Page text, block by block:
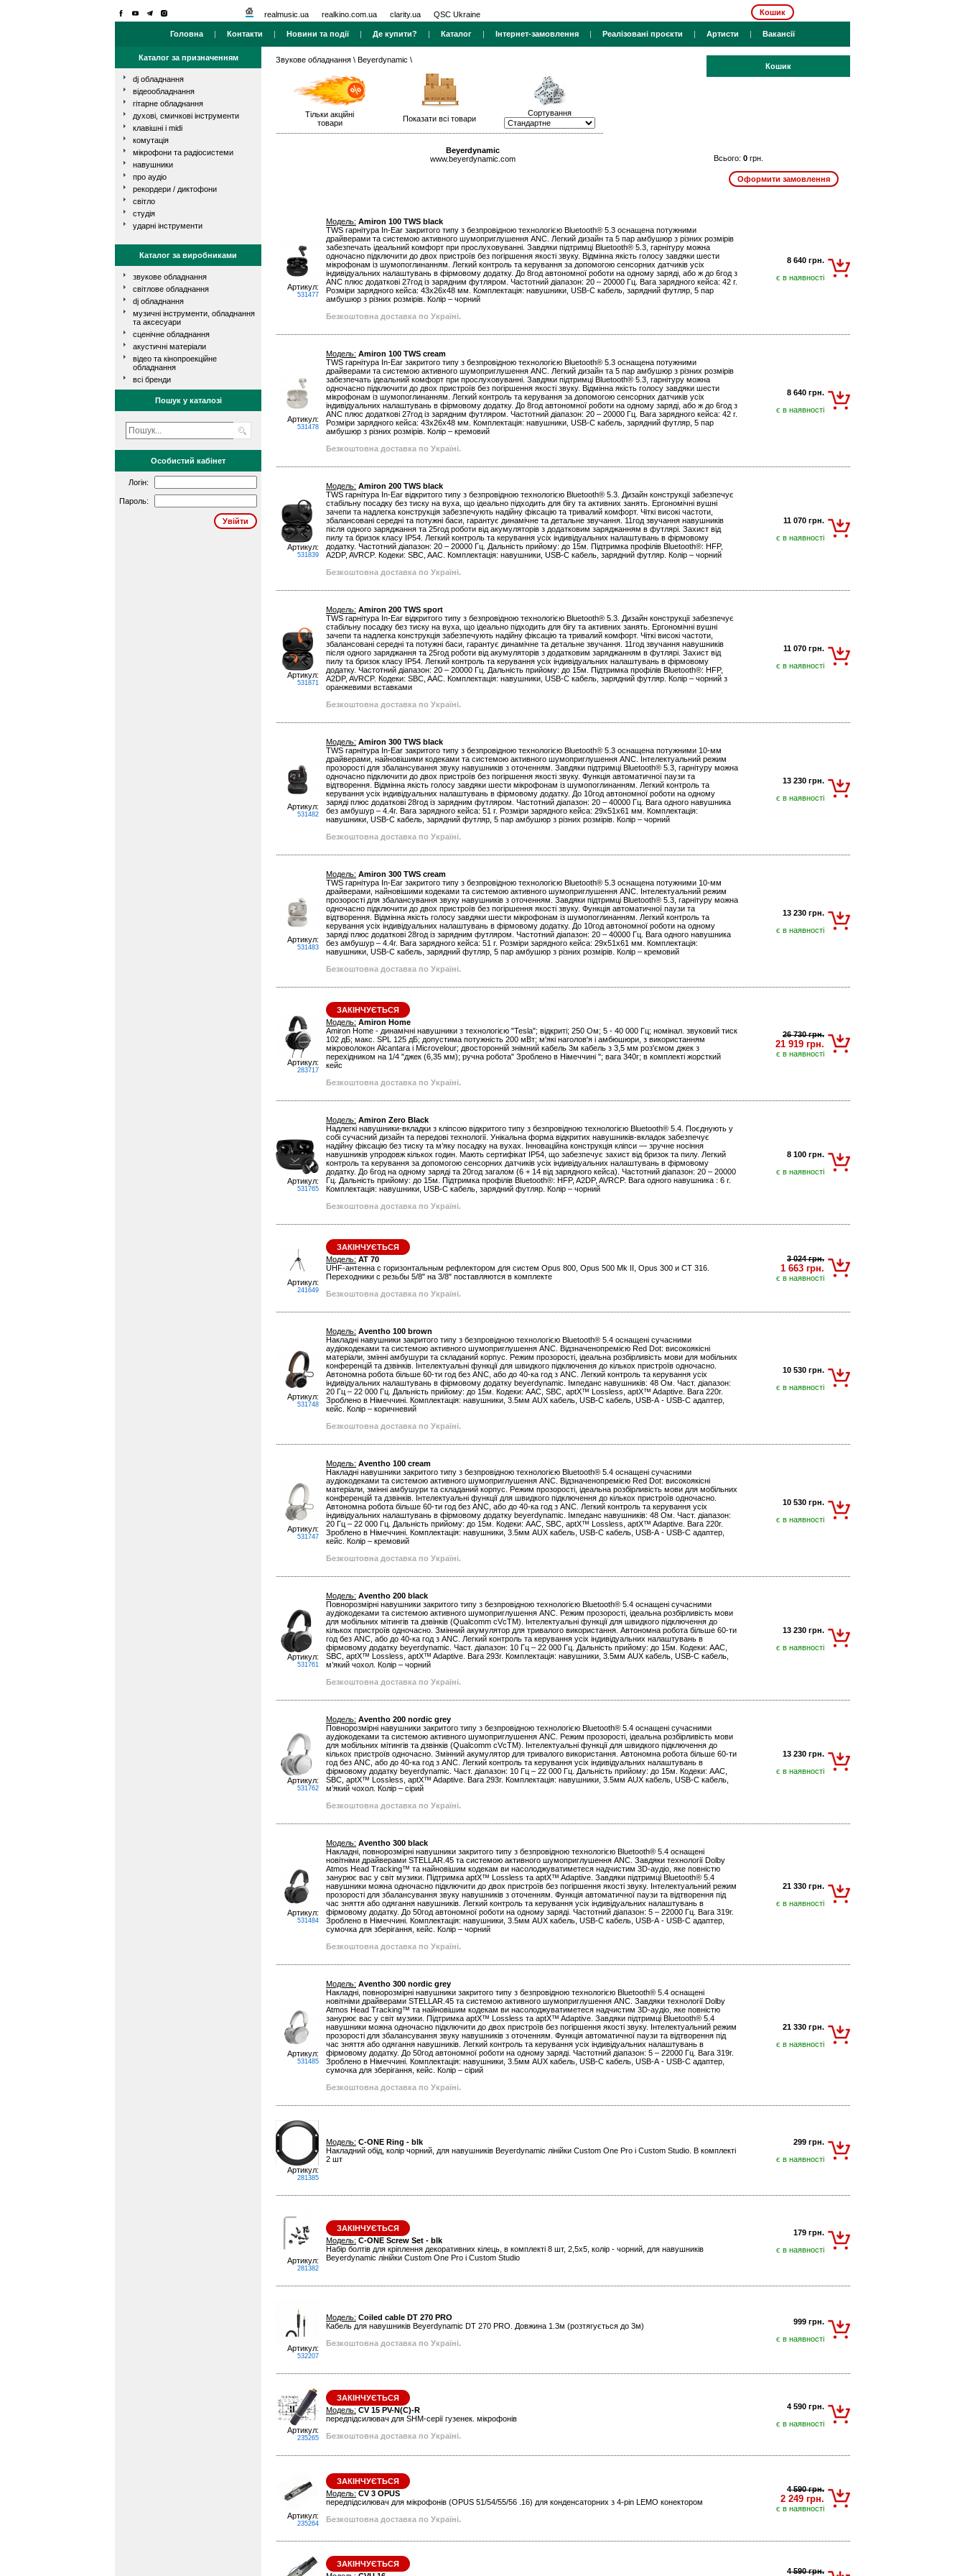
realmusic.ua realkino.com.ua clarity.ua QSC Ukraine Кошик
Головна | Контакти | Новини та події| Де купити? | Каталог | Інтернет-замовлення | Реалізовані проєкти | Артисти | Вакансії
Каталог за призначенням
dj обладнання
відеообладнання
гітарне обладнання
духові, смичкові інструменти
клавішні і midi
комутація
мікрофони та радіосистеми
навушники
про аудіо
рекордери / диктофони
світло
студія
ударні інструменти
Каталог за виробниками
звукове обладнання
світлове обладнання
dj обладнання
музичні інструменти, обладнання
та аксесуари
сценічне обладнання
акустичні матеріали
відео та кінопроекційне
обладнання
всі бренди
Пошук у каталозі
Особистий кабінет
Логін:
Пароль:
Звукове обладнання \ Beyerdynamic \
Тільки акційні
товари
Показати всі товари
Сортування
Beyerdynamic
www.beyerdynamic.com
Кошик
Всього: 0 грн.
Артикул:
531477
Модель: Amiron 100 TWS black
TWS гарнітура In-Ear закритого типу з безпровідною технологією Bluetooth® 5.3 оснащена потужними
драйверами та системою активного шумоприглушення ANC. Легкий дизайн та 5 пар амбушюр з різних розмірів
забезпечать ідеальний комфорт при прослуховуванні. Завдяки підтримці Bluetooth® 5.3, гарнітуру можна
одночасно підключити до двох пристроїв без погіршення якості звуку. Відмінна якість голосу завдяки шести
мікрофонам із шумопоглинанням. Легкий контроль та керування за допомогою сенсорних датчиків усіх
індивідуальних налаштувань в фірмовому додатку. До 8год автономної роботи на одному заряді, або ж до 6год з
ANC плюс додаткові 27год із зарядним футляром. Частотний діапазон: 20 – 20000 Гц. Вага зарядного кейса: 42 г.
Розміри зарядного кейса: 43x26x48 мм. Комплектація: навушники, USB-С кабель, зарядний футляр, 5 пар
амбушюр з різних розмірів. Колір – чорний
Безкоштовна доставка по Україні.
8 640 грн.
є в наявності
Артикул:
531478
Модель: Amiron 100 TWS cream
TWS гарнітура In-Ear закритого типу з безпровідною технологією Bluetooth® 5.3 оснащена потужними
драйверами та системою активного шумоприглушення ANC. Легкий дизайн та 5 пар амбушюр з різних розмірів
забезпечать ідеальний комфорт при прослуховуванні. Завдяки підтримці Bluetooth® 5.3, гарнітуру можна
одночасно підключити до двох пристроїв без погіршення якості звуку. Відмінна якість голосу завдяки шести
мікрофонам із шумопоглинанням. Легкий контроль та керування за допомогою сенсорних датчиків усіх
індивідуальних налаштувань в фірмовому додатку. До 8год автономної роботи на одному заряді, або ж до 6год з
ANC плюс додаткові 27год із зарядним футляром. Частотний діапазон: 20 – 20000 Гц. Вага зарядного кейса: 42 г.
Розміри зарядного кейса: 43x26x48 мм. Комплектація: навушники, USB-С кабель, зарядний футляр, 5 пар
амбушюр з різних розмірів. Колір – кремовий
Безкоштовна доставка по Україні.
8 640 грн.
є в наявності
Артикул:
531839
Модель: Amiron 200 TWS black
TWS гарнітура In-Ear відкритого типу з безпровідною технологією Bluetooth® 5.3. Дизайн конструкції забезпечує
стабільну посадку без тиску на вуха, що ідеально підходить для бігу та активних занять. Ергономічні вушні
зачепи та надлегка конструкція забезпечують надійну фіксацію та тривалий комфорт. Чіткі високі частоти,
збалансовані середні та потужні баси, гарантує динамічне та детальне звучання. 11год звучання навушників
після одного заряджання та 25год роботи від акумуляторів з додатковим заряджанням в футлярі. Захист від
пилу та бризок класу IP54. Легкий контроль та керування усіх індивідуальних налаштувань в фірмовому
додатку. Частотний діапазон: 20 – 20000 Гц. Дальність прийому: до 15м. Підтримка профілів Bluetooth®: HFP,
A2DP, AVRCP. Кодеки: SBC, AAC. Комплектація: навушники, USB-С кабель, зарядний футляр. Колір – чорний
Безкоштовна доставка по Україні.
11 070 грн.
є в наявності
Артикул:
531871
Модель: Amiron 200 TWS sport
TWS гарнітура In-Ear відкритого типу з безпровідною технологією Bluetooth® 5.3. Дизайн конструкції забезпечує
стабільну посадку без тиску на вуха, що ідеально підходить для бігу та активних занять. Ергономічні вушні
зачепи та надлегка конструкція забезпечують надійну фіксацію та тривалий комфорт. Чіткі високі частоти,
збалансовані середні та потужні баси, гарантує динамічне та детальне звучання. 11год звучання навушників
після одного заряджання та 25год роботи від акумуляторів з додатковим заряджанням в футлярі. Захист від
пилу та бризок класу IP54. Легкий контроль та керування усіх індивідуальних налаштувань в фірмовому
додатку. Частотний діапазон: 20 – 20000 Гц. Дальність прийому: до 15м. Підтримка профілів Bluetooth®: HFP,
A2DP, AVRCP. Кодеки: SBC, AAC. Комплектація: навушники, USB-С кабель, зарядний футляр. Колір – чорний з
оранжевими вставками
Безкоштовна доставка по Україні.
11 070 грн.
є в наявності
Артикул:
531482
Модель: Amiron 300 TWS black
TWS гарнітура In-Ear закритого типу з безпровідною технологією Bluetooth® 5.3 оснащена потужними 10-мм
драйверами, найновішими кодеками та системою активного шумоприглушення ANC. Інтелектуальний режим
прозорості для збалансування звуку навушників з оточенням. Завдяки підтримці Bluetooth® 5.3, гарнітуру можна
одночасно підключити до двох пристроїв без погіршення якості звуку. Функція автоматичної паузи та
відтворення. Відмінна якість голосу завдяки шести мікрофонам із шумопоглинанням. Легкий контроль та
керування усіх індивідуальних налаштувань в фірмовому додатку. До 10год автономної роботи на одному
заряді плюс додаткові 28год із зарядним футляром. Частотний діапазон: 20 – 40000 Гц. Вага одного навушника
без амбушур – 4.4г. Вага зарядного кейса: 51 г. Розміри зарядного кейса: 29x51x61 мм. Комплектація:
навушники, USB-С кабель, зарядний футляр, 5 пар амбушюр з різних розмірів. Колір – чорний
Безкоштовна доставка по Україні.
13 230 грн.
є в наявності
Артикул:
531483
Модель: Amiron 300 TWS cream
TWS гарнітура In-Ear закритого типу з безпровідною технологією Bluetooth® 5.3 оснащена потужними 10-мм
драйверами, найновішими кодеками та системою активного шумоприглушення ANC. Інтелектуальний режим
прозорості для збалансування звуку навушників з оточенням. Завдяки підтримці Bluetooth® 5.3, гарнітуру можна
одночасно підключити до двох пристроїв без погіршення якості звуку. Функція автоматичної паузи та
відтворення. Відмінна якість голосу завдяки шести мікрофонам із шумопоглинанням. Легкий контроль та
керування усіх індивідуальних налаштувань в фірмовому додатку. До 10год автономної роботи на одному
заряді плюс додаткові 28год із зарядним футляром. Частотний діапазон: 20 – 40000 Гц. Вага одного навушника
без амбушур – 4.4г. Вага зарядного кейса: 51 г. Розміри зарядного кейса: 29x51x61 мм. Комплектація:
навушники, USB-С кабель, зарядний футляр, 5 пар амбушюр з різних розмірів. Колір – кремовий
Безкоштовна доставка по Україні.
13 230 грн.
є в наявності
Артикул:
283717
ЗАКІНЧУЄТЬСЯ
Модель: Amiron Home
Amiron Home - динамічні навушники з технологією "Tesla"; відкриті; 250 Ом; 5 - 40 000 Гц; номінал. звуковий тиск
102 дБ; макс. SPL 125 дБ; допустима потужність 200 мВт; м'які наголов'я і амбюшюри, з використанням
мікроволокон Alcantara і Microvelour; двосторонній знімний кабель 3м кабель з 3,5 мм роз'ємом джек з
перехідником на 1/4 "джек (6,35 мм); ручна робота" Зроблено в Німеччині "; вага 340г; в комплекті жорсткий
кейс
Безкоштовна доставка по Україні.
26 730 грн.
21 919 грн.
є в наявності
Артикул:
531765
Модель: Amiron Zero Black
Надлегкі навушники-вкладки з кліпсою відкритого типу з безпровідною технологією Bluetooth® 5.4. Поєднують у
собі сучасний дизайн та передові технології. Унікальна форма відкритих навушників-вкладок забезпечує
надійну фіксацію без тиску та м’яку посадку на вухах. Інноваційна конструкція кліпси — зручне носіння
навушників упродовж кількох годин. Мають сертифікат IP54, що забезпечує захист від бризок та пилу. Легкий
контроль та керування за допомогою сенсорних датчиків усіх індивідуальних налаштувань в фірмовому
додатку. До 6год на одному заряді та 20год загалом (6 + 14 від зарядного кейса). Частотний діапазон: 20 – 20000
Гц. Дальність прийому: до 15м. Підтримка профілів Bluetooth®: HFP, A2DP, AVRCP. Вага одного навушника : 6 г.
Комплектація: навушники, USB-С кабель, зарядний футляр. Колір – чорний
Безкоштовна доставка по Україні.
8 100 грн.
є в наявності
Артикул:
241649
ЗАКІНЧУЄТЬСЯ
Модель: AT 70
UHF-антенна с горизонтальным рефлектором для систем Opus 800, Opus 500 Mk II, Opus 300 и CT 316.
Переходники с резьбы 5/8" на 3/8" поставляются в комплекте
Безкоштовна доставка по Україні.
3 024 грн.
1 663 грн.
є в наявності
Артикул:
531748
Модель: Aventho 100 brown
Накладні навушники закритого типу з безпровідною технологією Bluetooth® 5.4 оснащені сучасними
аудіокодеками та системою активного шумоприглушення ANC. Відзначенопремією Red Dot: високоякісні
матеріали, змінні амбушури та складаний корпус. Режим прозорості, ідеальна розбірливість мови для мобільних
конференцій та дзвінків. Інтелектуальні функції для швидкого підключення до кількох пристроїв одночасно.
Автономна робота більше 60-ти год без ANC, або до 40-ка год з ANC. Легкий контроль та керування усіх
індивідуальних налаштувань в фірмовому додатку beyerdynamic. Імпеданс навушників: 48 Ом. Част. діапазон:
20 Гц – 22 000 Гц. Дальність прийому: до 15м. Кодеки: AAC, SBC, aptX™ Lossless, aptX™ Adaptive. Вага 220г.
Зроблено в Німеччині. Комплектація: навушники, 3.5мм AUX кабель, USB-С кабель, USB-А - USB-С адаптер,
кейс. Колір – коричневий
Безкоштовна доставка по Україні.
10 530 грн.
є в наявності
Артикул:
531747
Модель: Aventho 100 cream
Накладні навушники закритого типу з безпровідною технологією Bluetooth® 5.4 оснащені сучасними
аудіокодеками та системою активного шумоприглушення ANC. Відзначенопремією Red Dot: високоякісні
матеріали, змінні амбушури та складаний корпус. Режим прозорості, ідеальна розбірливість мови для мобільних
конференцій та дзвінків. Інтелектуальні функції для швидкого підключення до кількох пристроїв одночасно.
Автономна робота більше 60-ти год без ANC, або до 40-ка год з ANC. Легкий контроль та керування усіх
індивідуальних налаштувань в фірмовому додатку beyerdynamic. Імпеданс навушників: 48 Ом. Част. діапазон:
20 Гц – 22 000 Гц. Дальність прийому: до 15м. Кодеки: AAC, SBC, aptX™ Lossless, aptX™ Adaptive. Вага 220г.
Зроблено в Німеччині. Комплектація: навушники, 3.5мм AUX кабель, USB-С кабель, USB-А - USB-С адаптер,
кейс. Колір – кремовий
Безкоштовна доставка по Україні.
10 530 грн.
є в наявності
Артикул:
531761
Модель: Aventho 200 black
Повнорозмірні навушники закритого типу з безпровідною технологією Bluetooth® 5.4 оснащені сучасними
аудіокодеками та системою активного шумоприглушення ANC. Режим прозорості, ідеальна розбірливість мови
для мобільних мітингів та дзвінків (Qualcomm cVcTM). Інтелектуальні функції для швидкого підключення до
кількох пристроїв одночасно. Змінний акумулятор для тривалого використання. Автономна робота більше 60-ти
год без ANC, або до 40-ка год з ANC. Легкий контроль та керування усіх індивідуальних налаштувань в
фірмовому додатку beyerdynamic. Част. діапазон: 10 Гц – 22 000 Гц. Дальність прийому: до 15м. Кодеки: AAC,
SBC, aptX™ Lossless, aptX™ Adaptive. Вага 293г. Комплектація: навушники, 3.5мм AUX кабель, USB-С кабель,
м’який чохол. Колір – чорний
Безкоштовна доставка по Україні.
13 230 грн.
є в наявності
Артикул:
531762
Модель: Aventho 200 nordic grey
Повнорозмірні навушники закритого типу з безпровідною технологією Bluetooth® 5.4 оснащені сучасними
аудіокодеками та системою активного шумоприглушення ANC. Режим прозорості, ідеальна розбірливість мови
для мобільних мітингів та дзвінків (Qualcomm cVcTM). Інтелектуальні функції для швидкого підключення до
кількох пристроїв одночасно. Змінний акумулятор для тривалого використання. Автономна робота більше 60-ти
год без ANC, або до 40-ка год з ANC. Легкий контроль та керування усіх індивідуальних налаштувань в
фірмовому додатку beyerdynamic. Част. діапазон: 10 Гц – 22 000 Гц. Дальність прийому: до 15м. Кодеки: AAC,
SBC, aptX™ Lossless, aptX™ Adaptive. Вага 293г. Комплектація: навушники, 3.5мм AUX кабель, USB-С кабель,
м’який чохол. Колір – сірий
Безкоштовна доставка по Україні.
13 230 грн.
є в наявності
Артикул:
531484
Модель: Aventho 300 black
Накладні, повнорозмірні навушники закритого типу з безпровідною технологією Bluetooth® 5.4 оснащені
новітніми драйверами STELLAR.45 та системою активного шумоприглушення ANC. Завдяки технології Dolby
Atmos Head Tracking™ та найновішим кодекам ви насолоджуватиметеся надчистим 3D-аудіо, яке повністю
занурює вас у світ музики. Підтримка aptX™ Lossless та aptX™ Adaptive. Завдяки підтримці Bluetooth® 5.4
навушники можна одночасно підключити до двох пристроїв без погіршення якості звуку. Інтелектуальний режим
прозорості для збалансування звуку навушників з оточенням. Функція автоматичної паузи та відтворення під
час зняття або одягання навушників. Легкий контроль та керування усіх індивідуальних налаштувань в
фірмовому додатку. До 50год автономної роботи на одному заряді. Частотний діапазон: 5 – 22000 Гц. Вага 319г.
Зроблено в Німеччині. Комплектація: навушники, 3.5мм AUX кабель, USB-С кабель, USB-А - USB-С адаптер,
сумочка для зберігання, кейс. Колір – чорний
Безкоштовна доставка по Україні.
21 330 грн.
є в наявності
Артикул:
531485
Модель: Aventho 300 nordic grey
Накладні, повнорозмірні навушники закритого типу з безпровідною технологією Bluetooth® 5.4 оснащені
новітніми драйверами STELLAR.45 та системою активного шумоприглушення ANC. Завдяки технології Dolby
Atmos Head Tracking™ та найновішим кодекам ви насолоджуватиметеся надчистим 3D-аудіо, яке повністю
занурює вас у світ музики. Підтримка aptX™ Lossless та aptX™ Adaptive. Завдяки підтримці Bluetooth® 5.4
навушники можна одночасно підключити до двох пристроїв без погіршення якості звуку. Інтелектуальний режим
прозорості для збалансування звуку навушників з оточенням. Функція автоматичної паузи та відтворення під
час зняття або одягання навушників. Легкий контроль та керування усіх індивідуальних налаштувань в
фірмовому додатку. До 50год автономної роботи на одному заряді. Частотний діапазон: 5 – 22000 Гц. Вага 319г.
Зроблено в Німеччині. Комплектація: навушники, 3.5мм AUX кабель, USB-С кабель, USB-А - USB-С адаптер,
сумочка для зберігання, кейс. Колір – сірий
Безкоштовна доставка по Україні.
21 330 грн.
є в наявності
Артикул:
281385
Модель: C-ONE Ring - blk
Накладний обід, колір чорний, для навушників Beyerdynamic лінійки Custom One Pro і Custom Studio. В комплекті
2 шт
299 грн.
є в наявності
Артикул:
281382
ЗАКІНЧУЄТЬСЯ
Модель: C-ONE Screw Set - blk
Набір болтів для кріплення декоративних кілець, в комплекті 8 шт, 2,5х5, колір - чорний, для навушників
Beyerdynamic лінійки Custom One Pro і Custom Studio
179 грн.
є в наявності
Артикул:
532207
Модель: Coiled cable DT 270 PRO
Кабель для навушників Beyerdynamic DT 270 PRO. Довжина 1.3м (розтягується до 3м)
Безкоштовна доставка по Україні.
999 грн.
є в наявності
Артикул:
235265
ЗАКІНЧУЄТЬСЯ
Модель: CV 15 PV-N(C)-R
передпідсилювач для SHM-серії гузенек. мікрофонів
Безкоштовна доставка по Україні.
4 590 грн.
є в наявності
Артикул:
235264
ЗАКІНЧУЄТЬСЯ
Модель: CV 3 OPUS
передпідсилювач для мікрофонів (OPUS 51/54/55/56 .16) для конденсаторних з 4-pin LEMO конектором
Безкоштовна доставка по Україні.
4 590 грн.
2 249 грн.
є в наявності
ЗАКІНЧУЄТЬСЯ
4 590 грн.